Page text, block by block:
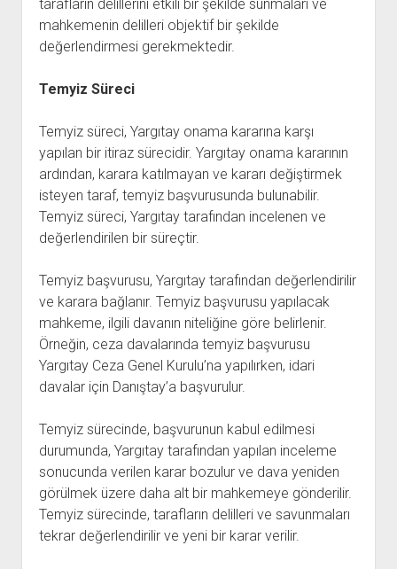
tarafların delillerini etkili bir şekilde sunmaları ve
mahkemenin delilleri objektif bir şekilde
değerlendirmesi gerekmektedir.
Temyiz Süreci
Temyiz süreci, Yargıtay onama kararına karşı
yapılan bir itiraz sürecidir. Yargıtay onama kararının
ardından, karara katılmayan ve kararı değiştirmek
isteyen taraf, temyiz başvurusunda bulunabilir.
Temyiz süreci, Yargıtay tarafından incelenen ve
değerlendirilen bir süreçtir.
Temyiz başvurusu, Yargıtay tarafından değerlendirilir
ve karara bağlanır. Temyiz başvurusu yapılacak
mahkeme, ilgili davanın niteliğine göre belirlenir.
Örneğin, ceza davalarında temyiz başvurusu
Yargıtay Ceza Genel Kurulu’na yapılırken, idari
davalar için Danıştay’a başvurulur.
Temyiz sürecinde, başvurunun kabul edilmesi
durumunda, Yargıtay tarafından yapılan inceleme
sonucunda verilen karar bozulur ve dava yeniden
görülmek üzere daha alt bir mahkemeye gönderilir.
Temyiz sürecinde, tarafların delilleri ve savunmaları
tekrar değerlendirilir ve yeni bir karar verilir.